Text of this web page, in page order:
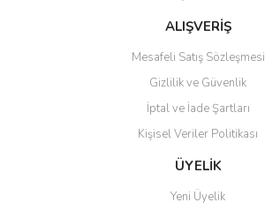
Bu ürüne benzer farklı alternatifler olmalı.
Gönder
ALIŞVERİŞ
Mesafeli Satış Sözleşmesi
Gizlilik ve Güvenlik
İptal ve İade Şartları
Kişisel Veriler Politikası
ÜYELİK
Yeni Üyelik